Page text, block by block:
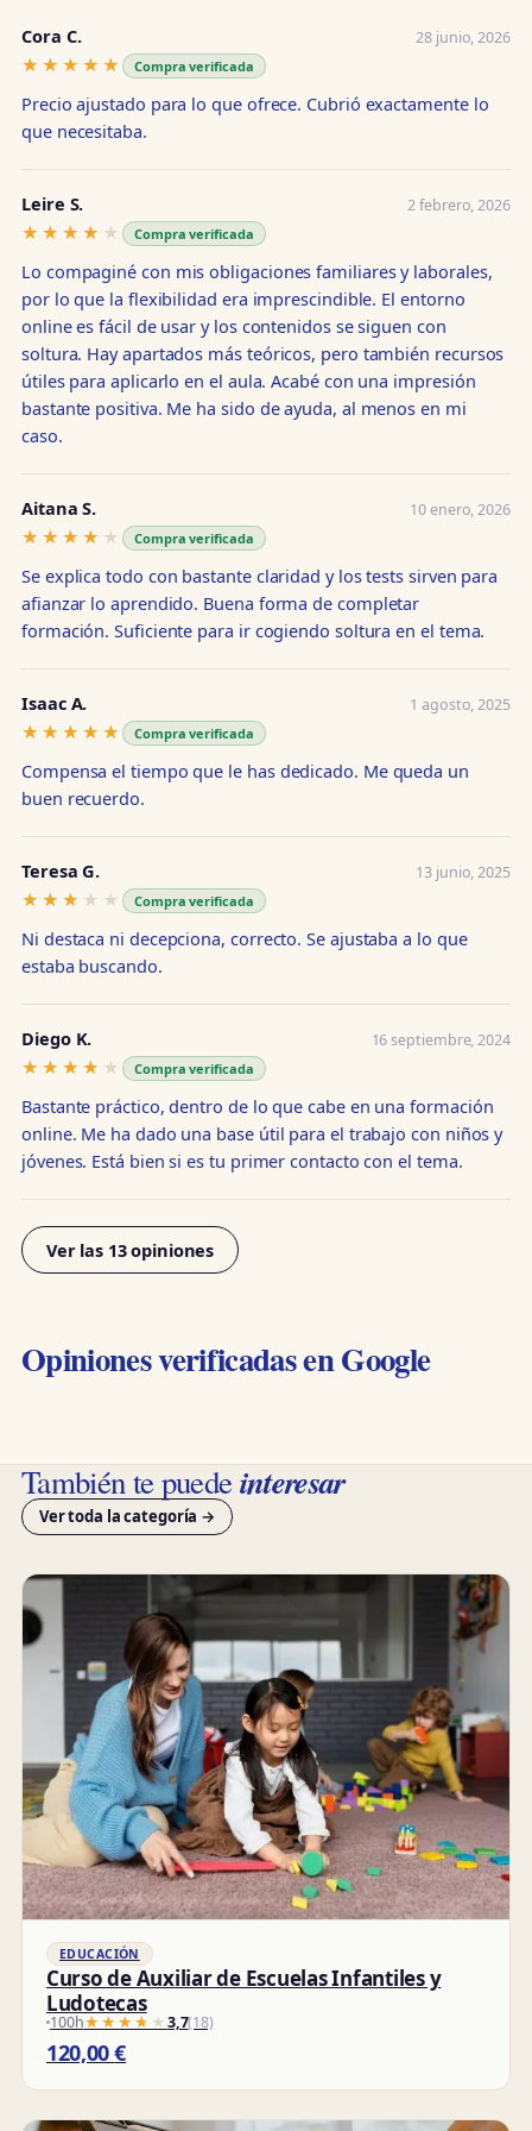
Cora C. 28 junio, 2026
★★★★★
★★★★★ Compra verificada
Precio ajustado para lo que ofrece. Cubrió exactamente lo
que necesitaba.
Leire S. 2 febrero, 2026
★★★★★
★★★★★ Compra verificada
Lo compaginé con mis obligaciones familiares y laborales,
por lo que la flexibilidad era imprescindible. El entorno
online es fácil de usar y los contenidos se siguen con
soltura. Hay apartados más teóricos, pero también recursos
útiles para aplicarlo en el aula. Acabé con una impresión
bastante positiva. Me ha sido de ayuda, al menos en mi
caso.
Aitana S. 10 enero, 2026
★★★★★
★★★★★ Compra verificada
Se explica todo con bastante claridad y los tests sirven para
afianzar lo aprendido. Buena forma de completar
formación. Suficiente para ir cogiendo soltura en el tema.
Isaac A. 1 agosto, 2025
★★★★★
★★★★★ Compra verificada
Compensa el tiempo que le has dedicado. Me queda un
buen recuerdo.
Teresa G. 13 junio, 2025
★★★★★
★★★★★ Compra verificada
Ni destaca ni decepciona, correcto. Se ajustaba a lo que
estaba buscando.
Diego K. 16 septiembre, 2024
★★★★★
★★★★★ Compra verificada
Bastante práctico, dentro de lo que cabe en una formación
online. Me ha dado una base útil para el trabajo con niños y
jóvenes. Está bien si es tu primer contacto con el tema.
Ver las 13 opiniones
Opiniones verificadas en Google
También te puedeinteresar
Ver toda la categoría →
EDUCACIÓN
Curso de Auxiliar de Escuelas Infantiles y
Ludotecas
100h★★★★★
★★★★★3,7(18)
120,00€